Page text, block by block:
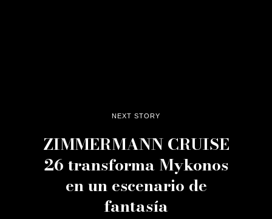
NEXT STORY
ZIMMERMANN CRUISE
26 transforma Mykonos
en un escenario de
fantasía